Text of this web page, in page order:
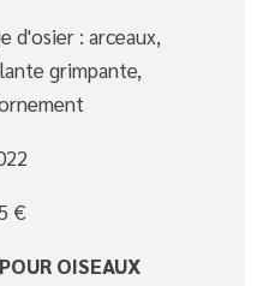
d'osier : arceaux,
grimpante,
€
OISEAUX